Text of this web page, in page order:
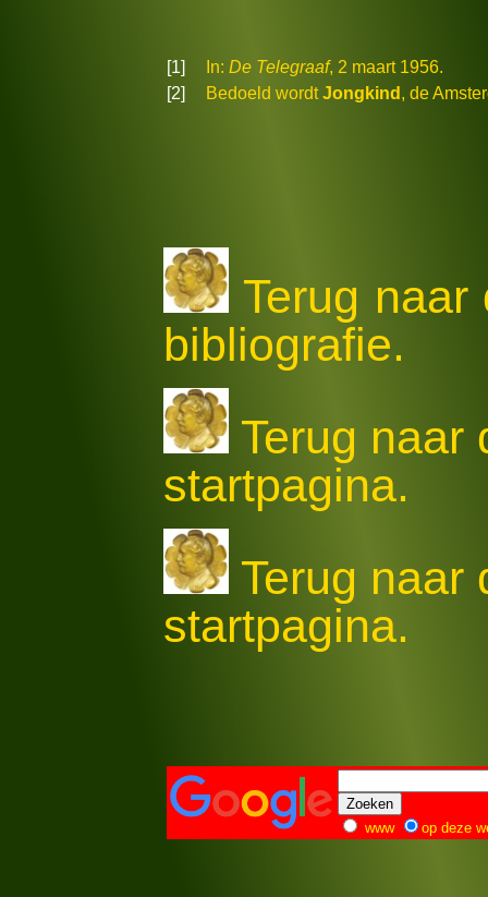
[1] In: De Telegraaf, 2 maart 1956.
[2]
Bedoeld wordtJongkind , de
Terug
bibliografie.
Terug naar
startpagina.
Terug naar
startpagina.
www op deze